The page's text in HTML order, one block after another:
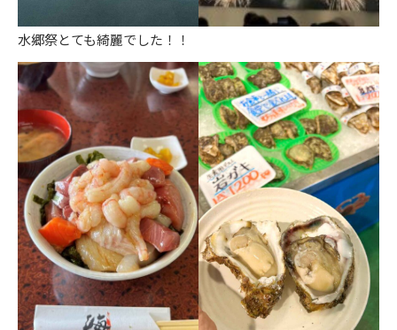
水郷祭とても綺麗でした！！